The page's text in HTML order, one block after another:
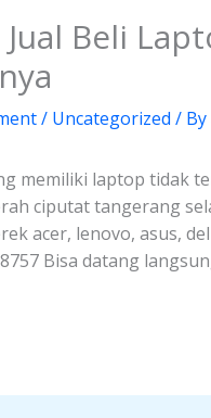
Beli
/ Uncategorized / By
memiliki laptop tidak
ciputat tangerang
acer, lenovo, asus,
Bisa datang